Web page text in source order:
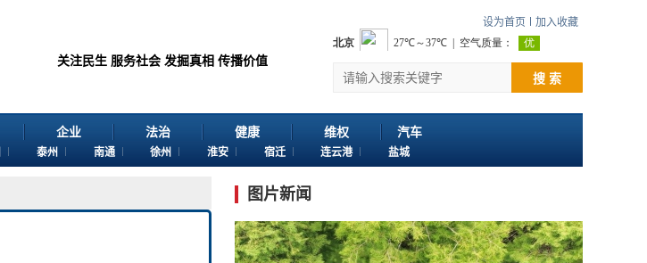
设为首页 加入收藏
关注民生 服务社会 发掘真相 传播价值 感谢您浏览江苏苏讯网。 欢迎投稿：邮箱724922822@qq.com 客服
搜 索
企业 法治 健康 维权 汽车
泰州 南通 徐州 淮安 宿迁 连云港 盐城
图片新闻